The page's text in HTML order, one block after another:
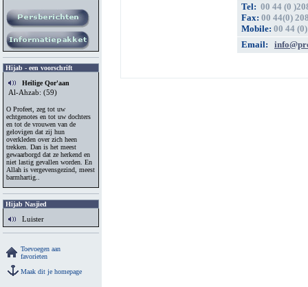
Hijab - een voorschrift
Heilige Qor'aan
Al-Ahzab: (59)
O Profeet, zeg tot uw
echtgenotes en tot uw dochters
en tot de vrouwen van de
gelovigen dat zij hun
overkleden over zich heen
trekken. Dan is het meest
gewaarborgd dat ze herkend en
niet lastig gevallen worden. En
Allah is vergevensgezind, meest
barmhartig..
Hijab Nasjied
Luister
Toevoegen aan
favorieten
Maak dit je homepage
Tel: 00 44 (0
Fax: 00 44(0)
Mobile: 00 44
Email: